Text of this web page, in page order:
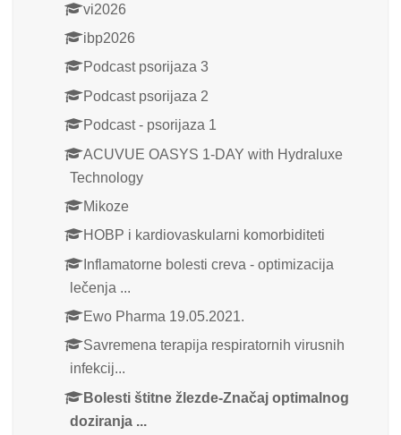
vi2026
ibp2026
Podcast psorijaza 3
Podcast psorijaza 2
Podcast - psorijaza 1
ACUVUE OASYS 1-DAY with Hydraluxe
Technology
Mikoze
HOBP i kardiovaskularni komorbiditeti
Inflamatorne bolesti creva - optimizacija
lečenja ...
Ewo Pharma 19.05.2021.
Savremena terapija respiratornih virusnih
infekcij...
Bolesti štitne žlezde-Značaj optimalnog
doziranja ...